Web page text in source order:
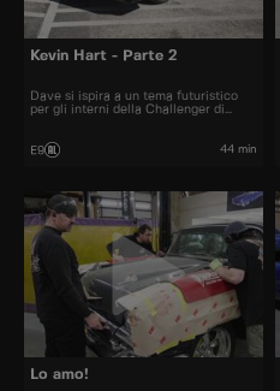
Kevin Hart - Parte 2
Dave si ispira a un tema futuristico
per gli interni della Challenger di
E9 44 min
Lo amo!